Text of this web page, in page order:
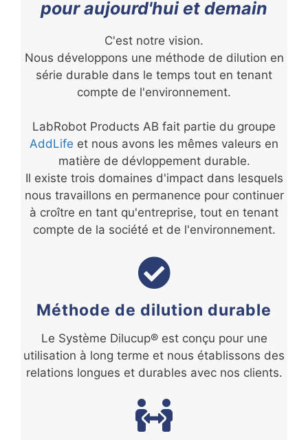
pour aujourd'hui et demain
C'est notre vision.
Nous développons une méthode de dilution en
série durable dans le temps tout en tenant
compte de l'environnement.
LabRobot Products AB fait partie du groupe
AddLife et nous avons les mêmes valeurs en
matière de dévloppement durable.
Il existe trois domaines d'impact dans lesquels
nous travaillons en permanence pour continuer
à croître en tant qu'entreprise, tout en tenant
compte de la société et de l'environnement.
Méthode de dilution durable
Le Système Dilucup® est conçu pour une
utilisation à long terme et nous établissons des
relations longues et durables avec nos clients.